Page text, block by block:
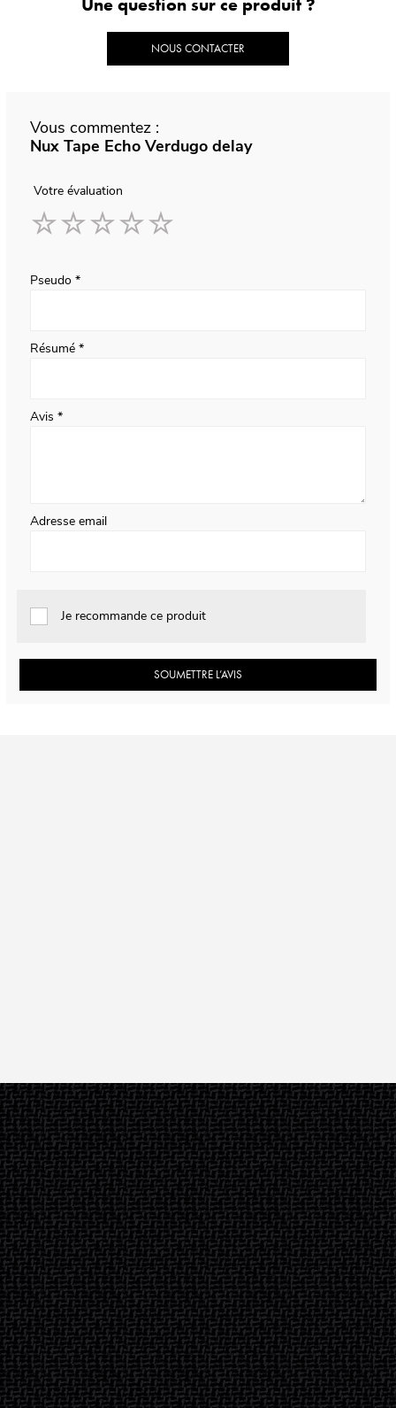
NOUS CONTACTER
Vous commentez :
Nux Tape Echo Verdugo delay
Votre évaluation
Pseudo
Résumé
Avis
Adresse email
Je recommande ce produit
SOUMETTRE L’AVIS